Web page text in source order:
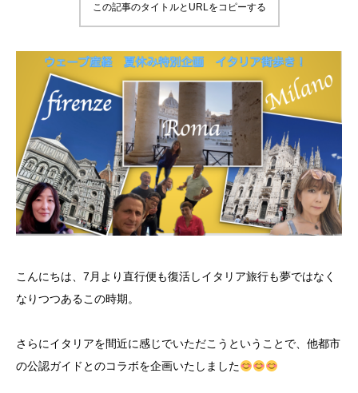
この記事のタイトルとURLをコピーする
こんにちは、7月より直行便も復活しイタリア旅行も夢ではなく
なりつつあるこの時期。
さらにイタリアを間近に感じでいただこうということで、他都市
の公認ガイドとのコラボを企画いたしました